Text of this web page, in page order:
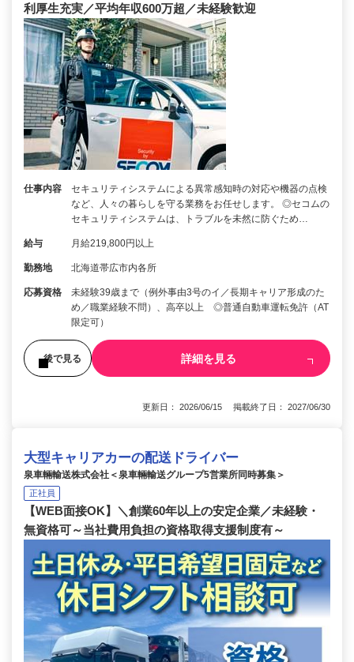
利厚生充実／平均年収600万超／未経験歓迎
仕事内容
セキュリティシステムによる異常感知時の対応や機器の点検
など、人々の暮らしを守る業務をお任せします。 ◎セコムの
セキュリティシステムは、トラブルを未然に防ぐため…
給与 月給219,800円以上
勤務地 北海道帯広市内各所
応募資格
未経験39歳まで（例外事由3号のイ／長期キャリア形成のた
め／職業経験不問）、高卒以上 ◎普通自動車運転免許（AT
限定可）
後で見る 詳細を見る
更新日： 2026/06/15 掲載終了日： 2027/06/30
大型キャリアカーの配送ドライバー
泉車輛輸送株式会社＜泉車輛輸送グループ5営業所同時募集＞
正社員
【WEB面接OK】＼創業60年以上の安定企業／未経験・
無資格可～当社費用負担の資格取得支援制度有～